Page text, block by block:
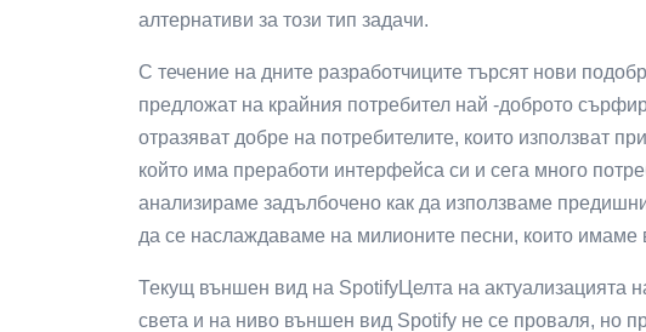
алтернативи за този тип задачи.
С течение на дните разработчиците търсят нови
предложат на крайния потребител най -доброто
отразяват добре на потребителите, които използват
който има преработи интерфейса си и сега много
анализираме задълбочено как да използваме
да се наслаждаваме на милионите песни, които имаме
Текущ външен вид на SpotifyЦелта на актуализацията
света и на ниво външен вид Spotify не се проваля, но